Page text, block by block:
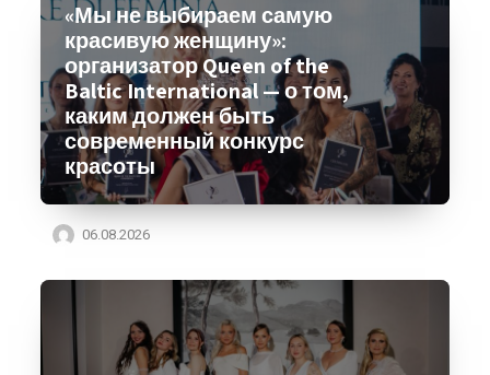
«Мы не выбираем самую
красивую женщину»:
организатор Queen of the
Baltic International — о том,
каким должен быть
современный конкурс
красоты
06.08.2026